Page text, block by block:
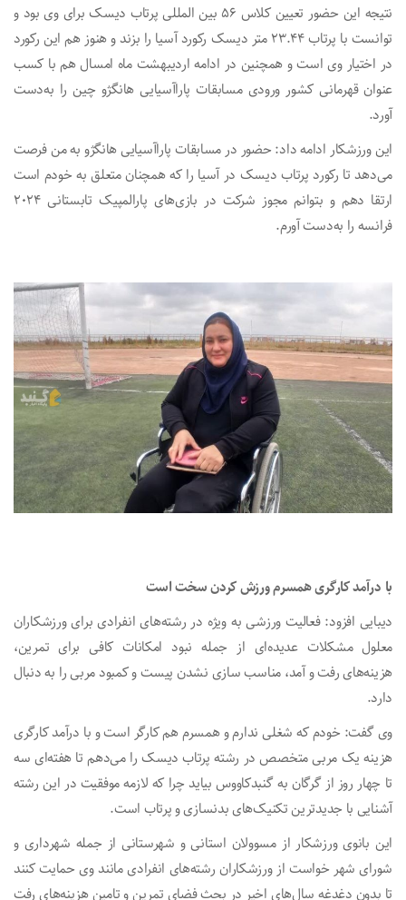
نتیجه این حضور تعیین کلاس ۵۶ بین المللی پرتاب دیسک برای وی بود و
توانست با پرتاب ۲۳.۴۴ متر دیسک رکورد آسیا را بزند و هنوز هم این رکورد
در اختیار وی است و همچنین در ادامه اردیبهشت ماه امسال هم با کسب
عنوان قهرمانی کشور ورودی مسابقات پاراآسیایی هانگژو چین را به‌دست
آورد.
این ورزشکار ادامه داد: حضور در مسابقات پاراآسیایی هانگژو به من فرصت
می‌دهد تا رکورد پرتاب دیسک در آسیا را که همچنان متعلق به خودم است
ارتقا دهم و بتوانم مجوز شرکت در بازی‌های پارالمپیک تابستانی ۲۰۲۴
فرانسه را به‌دست آورم.
با درآمد کارگری همسرم ورزش کردن سخت است
دیبایی افزود: فعالیت ورزشی به ویژه در رشته‌های انفرادی برای ورزشکاران
معلول مشکلات عدیده‌ای از جمله نبود امکانات کافی برای تمرین،
هزینه‌های رفت و آمد، مناسب سازی نشدن پیست و کمبود مربی را به دنبال
دارد.
وی گفت: خودم که شغلی ندارم و همسرم هم کارگر است و با درآمد کارگری
هزینه یک مربی متخصص در رشته پرتاب دیسک را می‌دهم تا هفته‌ای سه
تا چهار روز از گرگان به گنبدکاووس بیاید چرا که لازمه موفقیت در این رشته
آشنایی با جدیدترین تکنیک‌های بدنسازی و پرتاب است.
این بانوی ورزشکار از مسوولان استانی و شهرستانی از جمله شهرداری و
شورای شهر خواست از ورزشکاران رشته‌های انفرادی مانند وی حمایت کنند
تا بدون دغدغه سال‌های اخیر در بحث فضای تمرین و تامین هزینه‌های رفت